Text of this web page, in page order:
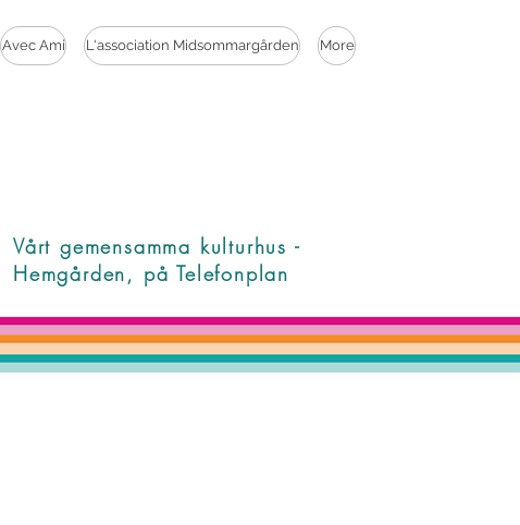
Avec Ami L'association Midsommargården More
Vårt gemensamma kulturhus -
Hemgården, på Telefonplan